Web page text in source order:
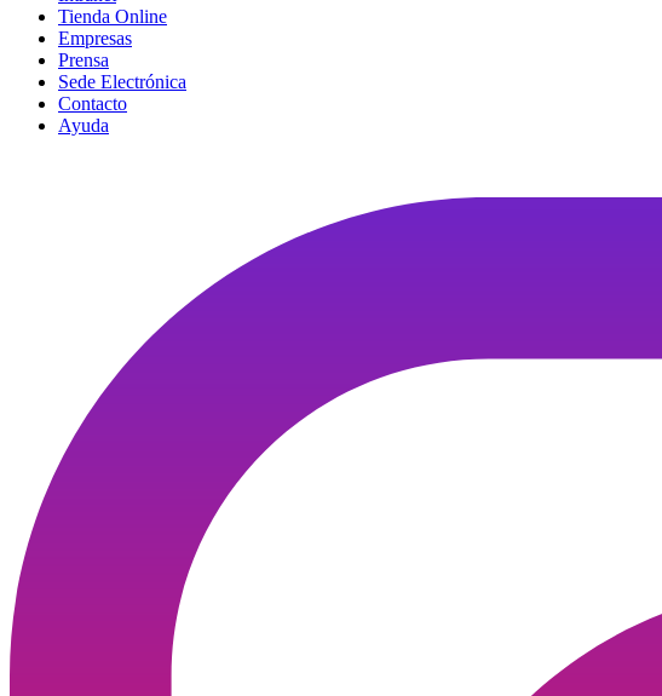
Tienda Online
Empresas
Prensa
Sede Electrónica
Contacto
Ayuda